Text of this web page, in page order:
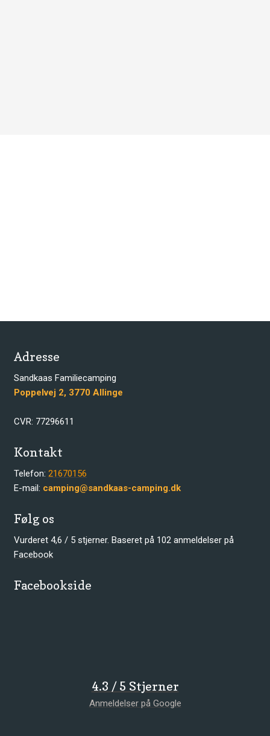
Adresse
​​Sandkaas Familiecamping
​​Poppelvej 2, 3770 Allinge​
​CVR: 77296611
Kontakt​
​Telefon:21670156
​E-mail: camping@sandkaas-camping.dk
Følg os
Vurderet 4,6 / 5 stjerner. Baseret på 102 anmeldelser på
Facebook​
Facebookside
4.3 / 5 Stjerner
Anmeldelser på Go​ogle